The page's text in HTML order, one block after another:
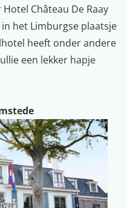
Château De Raay
het Limburgse plaatsje
heeft onder andere
een lekker hapje